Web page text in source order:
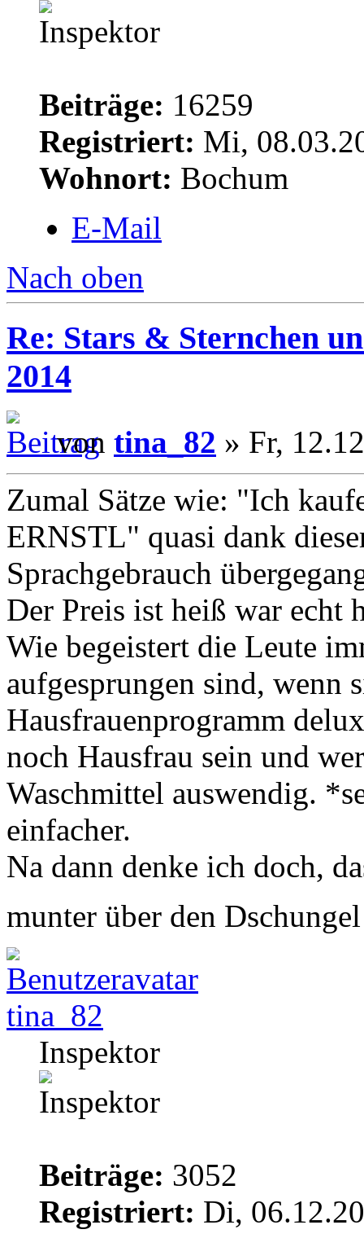
Beiträge: 16259
Registriert: Mi,
Wohnort: Bochum
E-Mail
Nach oben
Re: Stars & Sternchen
2014
von tina_82 » Fr,
Zumal Sätze wie: "Ich
ERNSTL" quasi dank
Sprachgebrauch
Der Preis ist heiß war echt
Wie begeistert die Leute
aufgesprungen sind, wenn
Hausfrauenprogramm
noch Hausfrau sein und
Waschmittel auswendig.
einfacher.
Na dann denke ich doch,
munter über den
tina_82
Inspektor
Beiträge: 3052
Registriert: Di,